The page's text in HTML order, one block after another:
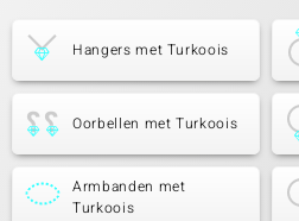
Hangers met Turkoois
Oorbellen met Turkoois
Armbanden met
Turkoois